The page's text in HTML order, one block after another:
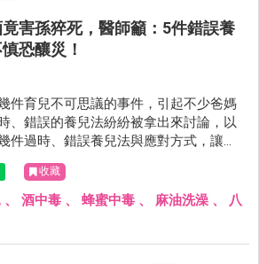
害孫猝死，醫師籲：5件錯誤養
恐釀災！
件育兒不可思議的事件，引起不少爸媽
、錯誤的養兒法紛紛被拿出來討論，以
件過時、錯誤養兒法與應對方式，讓爸
不尷尬！
收藏
、 酒中毒 、 蜂蜜中毒 、 麻油洗澡 、 八